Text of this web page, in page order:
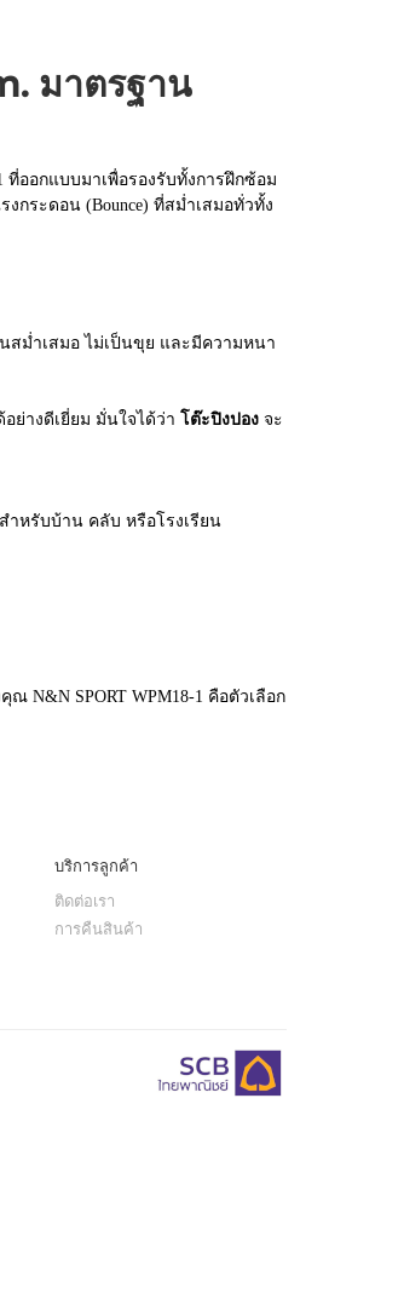
มาตรฐาน
ที่ออกแบบมาเพื่อรองรับทั้งการฝึกซ้อม
กระดอน (Bounce) ที่สม่ำเสมอทั่วทั้ง
สม่ำเสมอ ไม่เป็นขุย และมีความหนา
ย่างดีเยี่ยม มั่นใจได้ว่า โต๊ะปิงปองจะ
ำหรับบ้าน คลับ หรือโรงเรียน
N&N SPORT WPM18-1 คือตัวเลือก
บริการลูกค้า
ติดต่อเรา
การคืนสินค้า